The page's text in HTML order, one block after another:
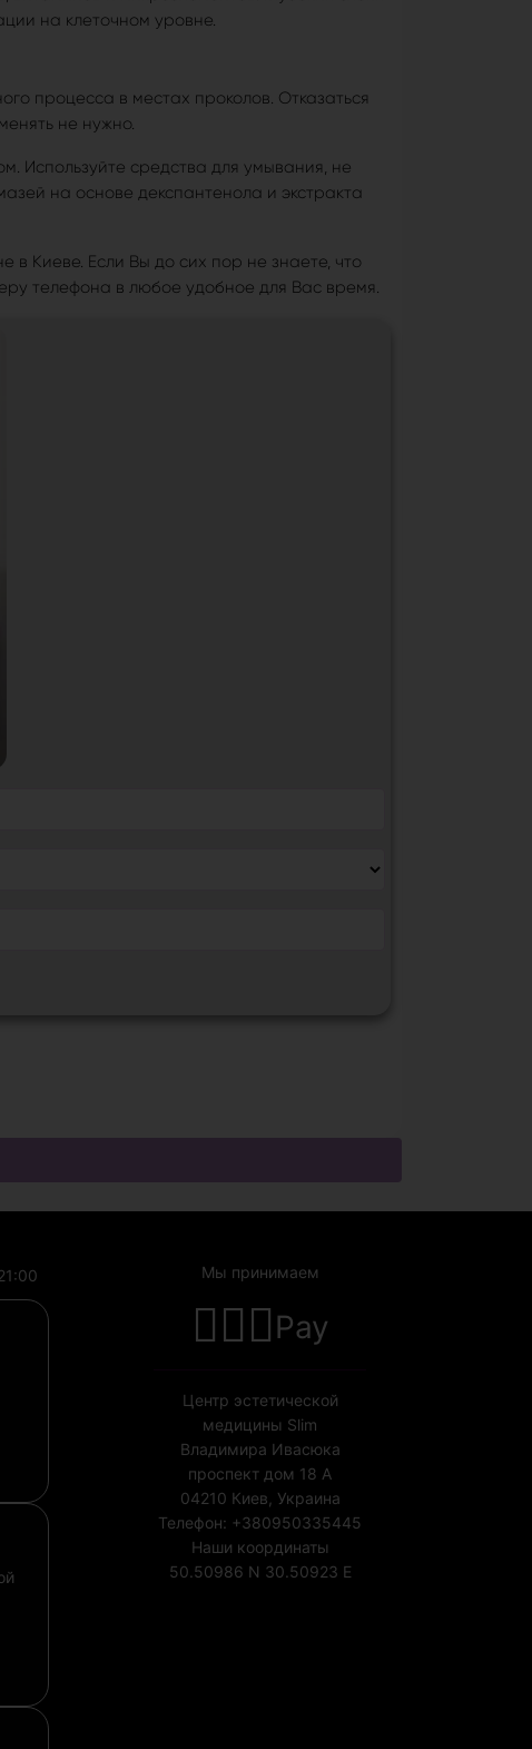
на клеточном уровне.
процесса в местах проколов. Отказаться
не нужно.
Используйте средства для умывания, не
на основе декспантенола и экстракта
в Киеве. Если Вы до сих пор не знаете, что
телефона в любое удобное для Вас время.
Мы принимаем
Pay
Центр эстетической
медицины Slim
Владимира Ивасюка
проспект дом 18 А
04210 Киев, Украина
Телефон: +380950335445
Наши координаты
50.50986 N 30.50923 E